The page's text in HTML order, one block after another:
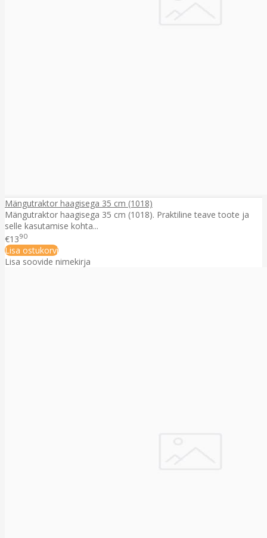
Mängutraktor haagisega 35 cm (1018)
Mängutraktor haagisega 35 cm (1018). Praktiline teave toote ja
selle kasutamise kohta...
€1390
Lisa ostukorvi
Lisa soovide nimekirja